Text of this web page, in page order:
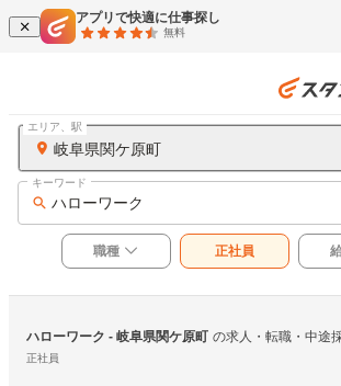
アプリで快適に仕事探し
無料
岐阜県関ケ原町
エリア、駅
ハローワーク
キーワード
職種 正社員
ハローワーク - 岐阜県関ケ原町 の求人・転職・中途
正社員